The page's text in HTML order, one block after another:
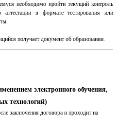
необходимо пройти текущий контроль
в формате тестирования или
получает документ об образовании.
электронного обучения,
технологий)
заключения договора и проходит на